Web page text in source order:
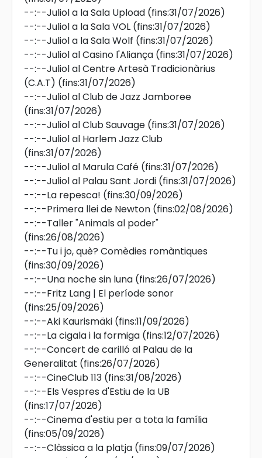
--:--Juliol a la Sala Upload (fins:31/07/2026)
--:--Juliol a la Sala VOL (fins:31/07/2026)
--:--Juliol a la Sala Wolf (fins:31/07/2026)
--:--Juliol al Casino l'Aliança (fins:31/07/2026)
--:--Juliol al Centre Artesà Tradicionàrius
(C.A.T) (fins:31/07/2026)
--:--Juliol al Club de Jazz Jamboree
(fins:31/07/2026)
--:--Juliol al Club Sauvage (fins:31/07/2026)
--:--Juliol al Harlem Jazz Club
(fins:31/07/2026)
--:--Juliol al Marula Café (fins:31/07/2026)
--:--Juliol al Palau Sant Jordi (fins:31/07/2026)
--:--La repesca! (fins:30/09/2026)
--:--Primera llei de Newton (fins:02/08/2026)
--:--Taller "Animals al poder"
(fins:26/08/2026)
--:--Tu i jo, què? Comèdies romàntiques
(fins:30/09/2026)
--:--Una noche sin luna (fins:26/07/2026)
--:--Fritz Lang | El període sonor
(fins:25/09/2026)
--:--Aki Kaurismäki (fins:11/09/2026)
--:--La cigala i la formiga (fins:12/07/2026)
--:--Concert de carilló al Palau de la
Generalitat (fins:26/07/2026)
--:--CineClub 113 (fins:31/08/2026)
--:--Els Vespres d'Estiu de la UB
(fins:17/07/2026)
--:--Cinema d'estiu per a tota la família
(fins:05/09/2026)
--:--Clàssica a la platja (fins:09/07/2026)